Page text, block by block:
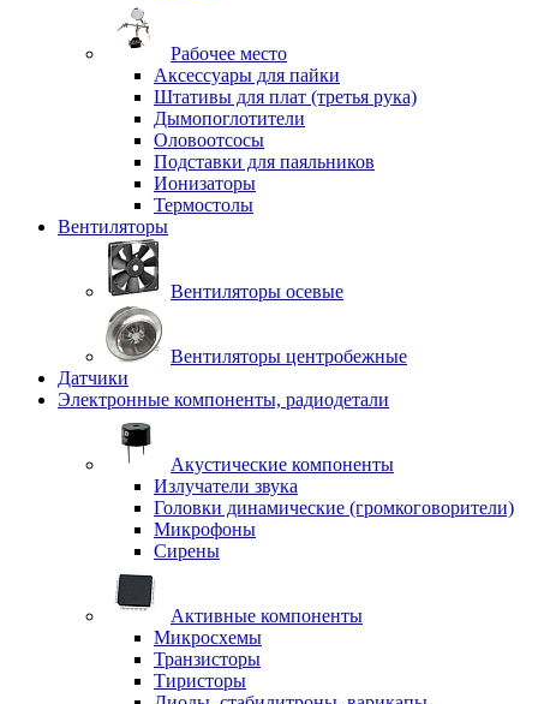
Рабочее место
Аксессуары для пайки
Штативы для плат (третья рука)
Дымопоглотители
Оловоотсосы
Подставки для паяльников
Ионизаторы
Термостолы
Вентиляторы
Вентиляторы осевые
Вентиляторы центробежные
Датчики
Электронные компоненты, радиодетали
Акустические компоненты
Излучатели звука
Головки динамические (громкоговорители)
Микрофоны
Сирены
Активные компоненты
Микросхемы
Транзисторы
Тиристоры